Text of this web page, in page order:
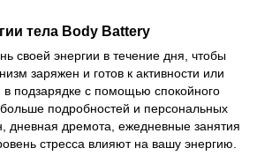
тела Body Battery
своей энергии в течение дня, чтобы
заряжен и готов к активности или
подзарядке с помощью спокойного
подробностей и персональных
дневная дремота, ежедневные занятия
стресса влияют на вашу энергию.